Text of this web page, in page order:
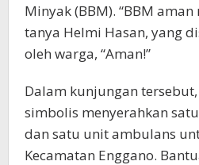
Minyak (BBM). “BBM aman
tanya Helmi Hasan, yang
oleh warga, “Aman!”
Dalam kunjungan
simbolis menyerahkan
dan satu unit ambulans
Kecamatan Enggano.